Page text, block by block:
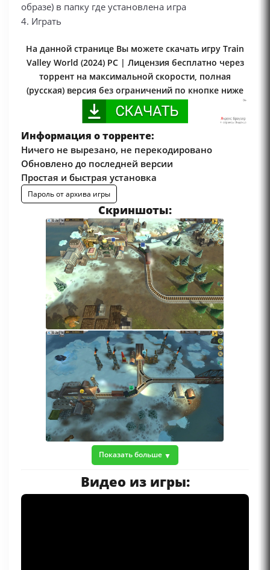
образе) в папку где установлена игра
4. Играть
На данной странице Вы можете скачать игру Train
Valley World (2024) PC | Лицензия бесплатно через
торрент на максимальной скорости, полная
(русская) версия без ограничений по кнопке ниже
Информация о торренте:
Ничего не вырезано, не перекодировано
Обновлено до последней версии
Простая и быстрая установка
Пароль от архива игры
Скриншоты:
Показать больше
Видео из игры: